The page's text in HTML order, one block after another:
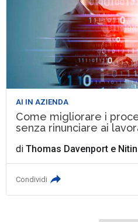
AI IN AZIENDA
Come migliorare i
senza rinunciare ai
diThomas Davenport e
Condividi